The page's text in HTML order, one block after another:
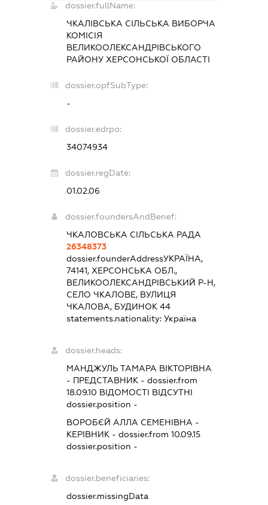
dossier.fullName:
ЧКАЛІВСЬКА СІЛЬСЬКА ВИБОРЧА
КОМІСІЯ
ВЕЛИКООЛЕКСАНДРІВСЬКОГО
РАЙОНУ ХЕРСОНСЬКОЇ ОБЛАСТІ
dossier.opfSubType:
-
dossier.edrpo:
34074934
dossier.regDate:
01.02.06
dossier.foundersAndBenef:
ЧКАЛОВСЬКА СІЛЬСЬКА РАДА
26348373
dossier.founderAddressУКРАЇНА,
74141, ХЕРСОНСЬКА ОБЛ.,
ВЕЛИКООЛЕКСАНДРІВСЬКИЙ Р-Н,
СЕЛО ЧКАЛОВЕ, ВУЛИЦЯ
ЧКАЛОВА, БУДИНОК 44
statements.nationality:Україна
dossier.heads:
МАНДЖУЛЬ ТАМАРА ВІКТОРІВНА
- ПРЕДСТАВНИК - dossier.from
18.09.10 ВІДОМОСТІ ВІДСУТНІ
dossier.position -
ВОРОБЄЙ АЛЛА СЕМЕНІВНА -
КЕРІВНИК - dossier.from 10.09.15
dossier.position -
dossier.beneficiaries:
dossier.missingData